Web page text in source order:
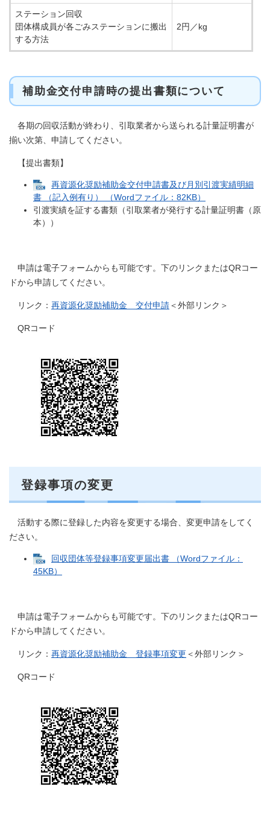
ステーション回収
団体構成員が各ごみステーションに搬出
する方法
2円／kg
補助金交付申請時の提出書類について
各期の回収活動が終わり、引取業者から送られる計量証明書が
揃い次第、申請してください。
【提出書類】
再資源化奨励補助金交付申請書及び月別引渡実績明細
書 （記入例有り） （Wordファイル：82KB）
引渡実績を証する書類（引取業者が発行する計量証明書（原
本））
申請は電子フォームからも可能です。下のリンクまたはQRコー
ドから申請してください。
リンク： 再資源化奨励補助金 交付申請＜外部リンク＞
QRコード
登録事項の変更
活動する際に登録した内容を変更する場合、変更申請をしてく
ださい。
回収団体等登録事項変更届出書 （Wordファイル：
45KB）
申請は電子フォームからも可能です。下のリンクまたはQRコー
ドから申請してください。
リンク： 再資源化奨励補助金 登録事項変更 ＜外部リンク＞
QRコード